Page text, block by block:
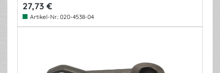
27,73 €
Artikel-Nr.: 020-4538-04